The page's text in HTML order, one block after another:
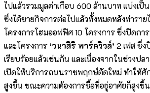
ไปแล้วรวมมูลค่าเกือบ 600 ล้านบาท แบ่งเป็
ซึ่งได้ขายกิจการต่อไปแล้วทั้งหมดหลังทำรา
โครงการโฮมออฟฟิศ 10 โครงการ ซึ่งปิดกา
และโครงการ ‘วนาสิริ พาร์ควิวล์’ 2 เฟส ซึ่ง
เรียบร้อยแล้วเช่นกัน และเนื่องจากในช่วงปล
เปิดให้บริการถนนราชพฤกษ์ตัดใหม่ ทำให้ศั
สูงขึ้น ขณะความต้องการซื้อที่อยู่อาศัยก็สูงขึ้